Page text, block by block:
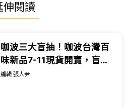
伸閱讀
咖波三大盲抽！咖波台灣百
味新品7-11現貨開賣，盲抽
束口袋 迷你杯送杯墊。
編輯 張人尹